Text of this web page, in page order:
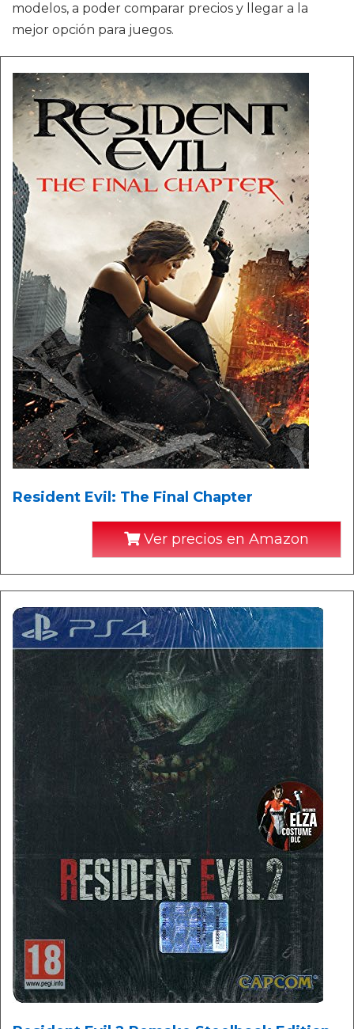
modelos, a poder comparar precios y llegar a la
mejor opción para juegos.
Resident Evil: The Final Chapter
Ver precios en Amazon